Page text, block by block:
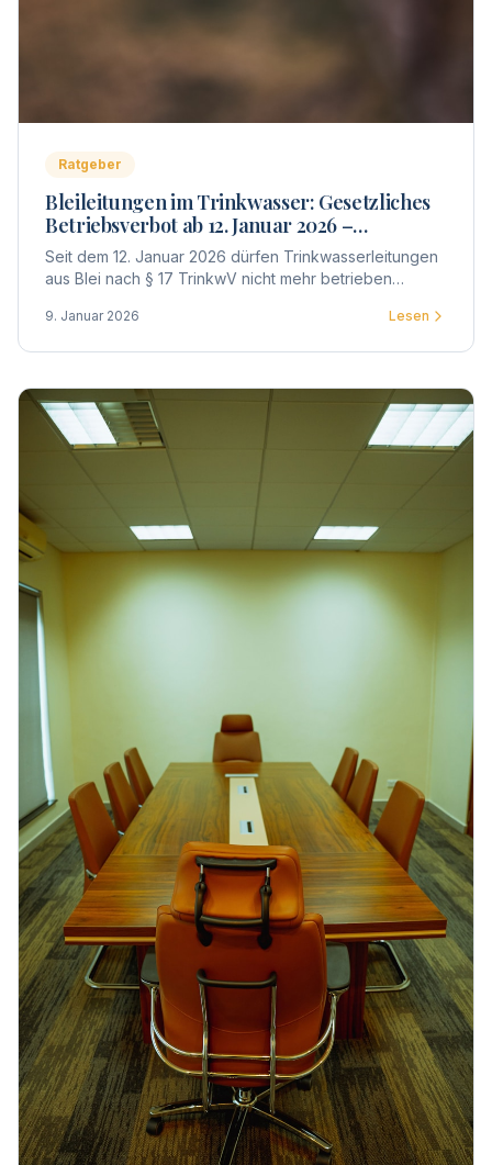
Ratgeber
Bleileitungen im Trinkwasser: Gesetzliches
Betriebsverbot ab 12. Januar 2026 –
Untersuchung und Bewertung
Seit dem 12. Januar 2026 dürfen Trinkwasserleitungen
aus Blei nach § 17 TrinkwV nicht mehr betrieben
bedeutet – Untersuchung, Bewertung, Meldepflicht
9. Januar 2026 Lesen